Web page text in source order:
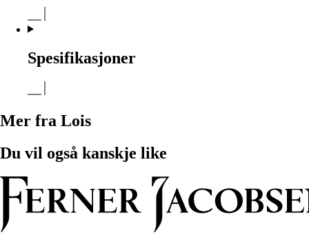
Spesifikasjoner
Mer fra Lois
Du vil også kanskje like